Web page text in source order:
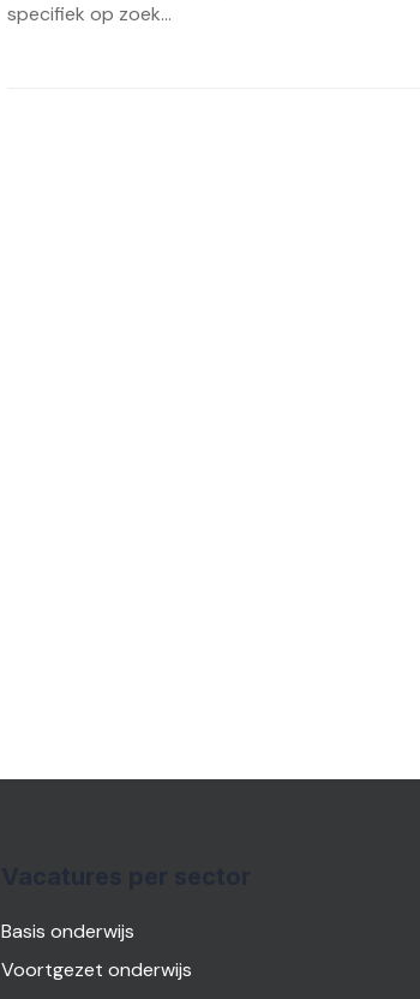
specifiek op zoek...
Basis onderwijs
Voortgezet onderwijs